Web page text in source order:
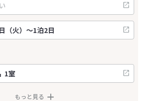
もっと見る